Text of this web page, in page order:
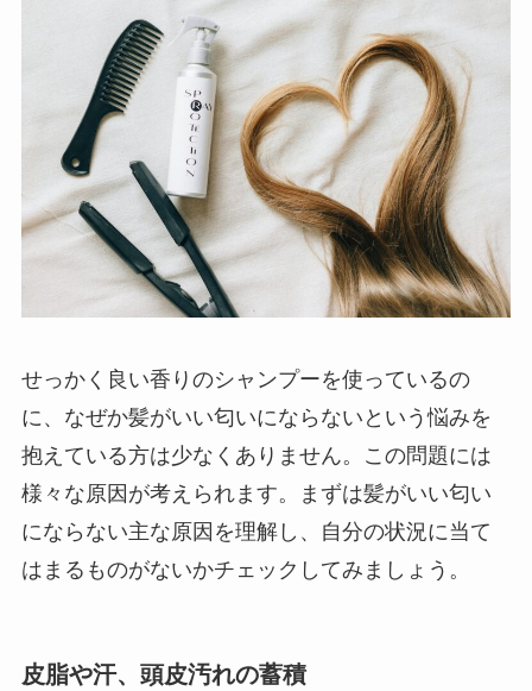
せっかく良い香りのシャンプーを使っているの
に、なぜか髪がいい匂いにならないという悩みを
抱えている方は少なくありません。この問題には
様々な原因が考えられます。まずは髪がいい匂い
にならない主な原因を理解し、自分の状況に当て
はまるものがないかチェックしてみましょう。
皮脂や汗、頭皮汚れの蓄積